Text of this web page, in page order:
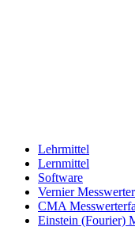
Lehrmittel
Lernmittel
Software
Vernier
CMA
Einstein (Fourier)